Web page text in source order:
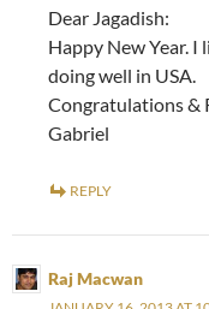
Dear Jagadish:
Happy New Year. I
doing well in USA.
Congratulations &
Gabriel
REPLY
Raj Macwan